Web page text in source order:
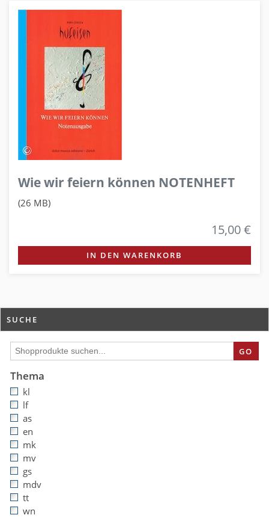
Wie wir feiern können NOTENHEFT
(26 MB)
15,00 €
IN DEN WARENKORB
SUCHE
GO
Thema
kl
lf
as
en
mk
mv
gs
mdv
tt
wn